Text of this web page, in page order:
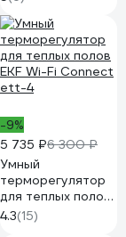
-9%
5 735 ₽6 300 ₽
Умный
терморегулятор
для теплых полов
EKF Wi-Fi Connect
ett-4
4.3(15)